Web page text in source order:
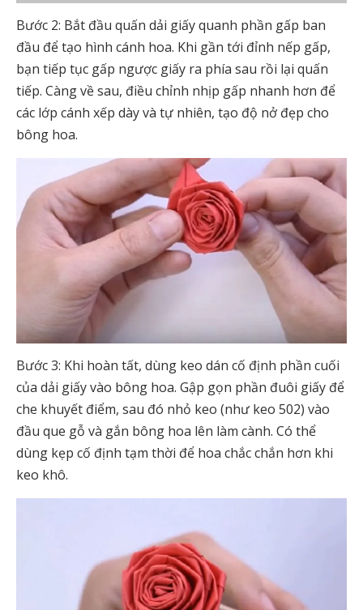
Bước 2: Bắt đầu quấn dải giấy quanh phần gấp ban
đầu để tạo hình cánh hoa. Khi gần tới đỉnh nếp gấp,
bạn tiếp tục gấp ngược giấy ra phía sau rồi lại quấn
tiếp. Càng về sau, điều chỉnh nhịp gấp nhanh hơn để
các lớp cánh xếp dày và tự nhiên, tạo độ nở đẹp cho
bông hoa.
Bước 3: Khi hoàn tất, dùng keo dán cố định phần cuối
của dải giấy vào bông hoa. Gập gọn phần đuôi giấy để
che khuyết điểm, sau đó nhỏ keo (như keo 502) vào
đầu que gỗ và gắn bông hoa lên làm cành. Có thể
dùng kẹp cố định tạm thời để hoa chắc chắn hơn khi
keo khô.